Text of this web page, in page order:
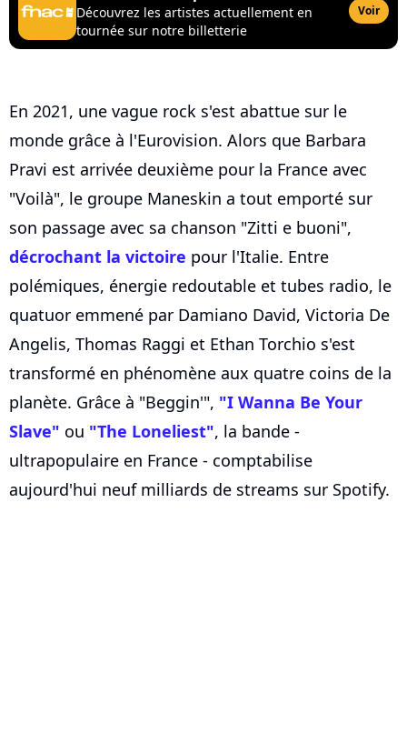
Découvrez les artistes actuellement en
tournée sur notre billetterie
Voir
En 2021, une vague rock s'est abattue sur le
monde grâce à l'Eurovision. Alors que Barbara
Pravi est arrivée deuxième pour la France avec
"Voilà", le groupe Maneskin a tout emporté sur
son passage avec sa chanson "Zitti e buoni",
décrochant la victoire pour l'Italie. Entre
polémiques, énergie redoutable et tubes radio, le
quatuor emmené par Damiano David, Victoria De
Angelis, Thomas Raggi et Ethan Torchio s'est
transformé en phénomène aux quatre coins de la
planète. Grâce à "Beggin'", "I Wanna Be Your
Slave" ou "The Loneliest", la bande -
ultrapopulaire en France - comptabilise
aujourd'hui neuf milliards de streams sur Spotify.